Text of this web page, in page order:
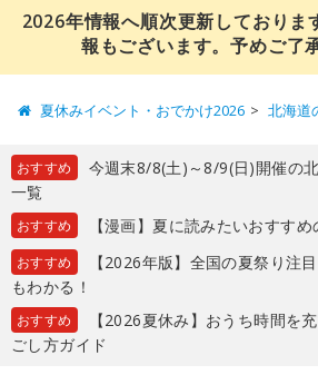
2026年情報へ順次更新しておりま
報もございます。予めご了
夏休みイベント・おでかけ2026 北海道
おすすめ
今週末8/8(土)～8/9(日)開催の
一覧
おすすめ 【漫画】夏に読みたいおすす
おすすめ
【2026年版】全国の夏祭り注
もわかる！
おすすめ
【2026夏休み】おうち時間を
ごし方ガイド